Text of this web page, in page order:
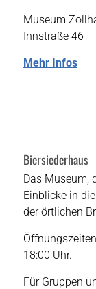
Museum
Innstraße 46 –
Mehr Infos
Biersiederhaus
Das Museum,
Einblicke in
der örtlichen
18:00 Uhr.
Für Gruppen